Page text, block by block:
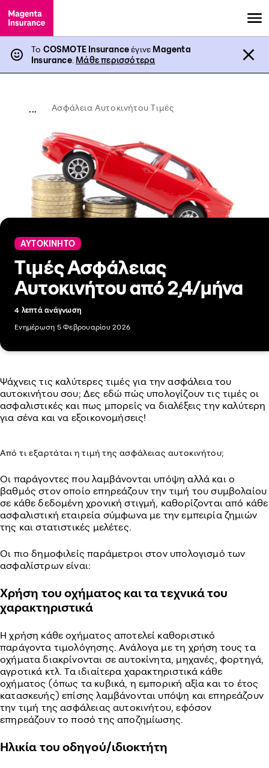
Το COSMOTE InsuranceέγινεMagenta
Insurance. Μάθε περισσότερα
... Aσφάλεια Αυτοκινήτου Τιμές
ΑΥΤΟΚΙΝΗΤΟ
Tιμές Ασφάλειας
Αυτοκινήτου από 2,4/μήνα
4 λεπτά ανάγνωση
Ενημέρωση 5 Φεβρουαρίου 2026
Ψάχνεις τις καλύτερες τιμές για την ασφάλεια του
αυτοκινήτου σου; Δες εδώ πώς υπολογίζουν τις τιμές οι
ασφαλιστικές και πως μπορείς να διαλέξεις την καλύτερη
για σένα και να εξοικονομήσεις!
Από τι εξαρτάται η τιμή της ασφάλειας αυτοκινήτου;
Οι παράγοντες που λαμβάνονται υπόψη αλλά και ο
βαθμός στον οποίο επηρεάζουν την τιμή του συμβολαίου
σε κάθε δεδομένη χρονική στιγμή, καθορίζονται από κάθε
ασφαλιστική εταιρεία σύμφωνα με την εμπειρία ζημιών
της και στατιστικές μελέτες.
Οι πιο δημοφιλείς παράμετροι στον υπολογισμό των
ασφαλίστρων είναι:
Χρήση του οχήματος και τα τεχνικά του
χαρακτηριστικά
Η χρήση κάθε οχήματος αποτελεί καθοριστικό
παράγοντα τιμολόγησης. Ανάλογα με τη χρήση τους τα
οχήματα διακρίνονται σε αυτοκίνητα, μηχανές, φορτηγά,
αγροτικά κτλ. Τα ιδιαίτερα χαρακτηριστικά κάθε
οχήματος (όπως τα κυβικά, η εμπορική αξία και το έτος
κατασκευής) επίσης λαμβάνονται υπόψη και επηρεάζουν
την τιμή της ασφάλειας αυτοκινήτου, εφόσον
επηρεάζουν το ποσό της αποζημίωσης.
Ηλικία του οδηγού/ιδιοκτήτη